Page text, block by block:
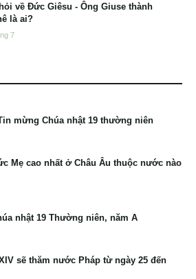
về Đức Giêsu - Ông Giuse thành
là ai?
7
mừng Chúa nhật 19 thường niên
Mẹ cao nhất ở Châu Âu thuộc nước nào
nhật 19 Thường niên, năm A
sẽ thăm nước Pháp từ ngày 25 đến